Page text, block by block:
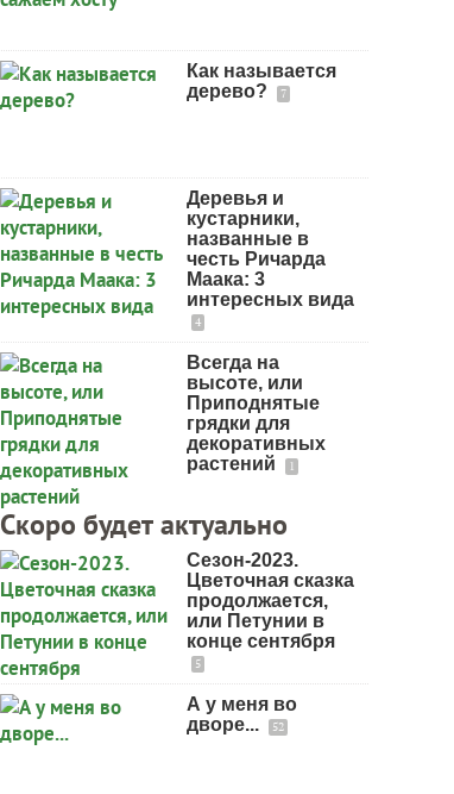
Как называется
дерево?
7
Деревья и
кустарники,
названные в
честь Ричарда
Маака: 3
интересных вида
4
Всегда на
высоте, или
Приподнятые
грядки для
декоративных
растений
1
Скоро будет актуально
Сезон-2023.
Цветочная сказка
продолжается,
или Петунии в
конце сентября
5
А у меня во
дворе...
52